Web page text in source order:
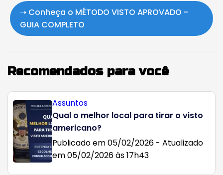
➝ Conheça o MÉTODO VISTO APROVADO -
GUIA COMPLETO
Recomendados para você
Assuntos
Qual o melhor local para tirar o visto
americano?
Publicado em 05/02/2026 - Atualizado
em 05/02/2026 às 17h43